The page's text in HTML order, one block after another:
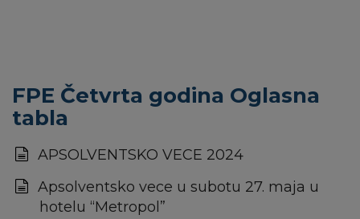
FPE Četvrta godina Oglasna
tabla
APSOLVENTSKO VECE 2024
Apsolventsko vece u subotu 27. maja u
hotelu “Metropol”